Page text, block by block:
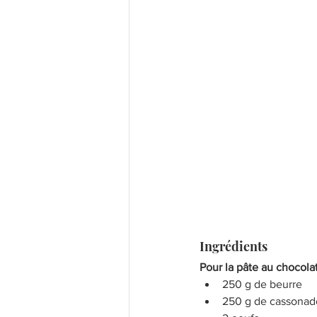
Ingrédients
Pour la pâte au
250 g de beurre
250 g de